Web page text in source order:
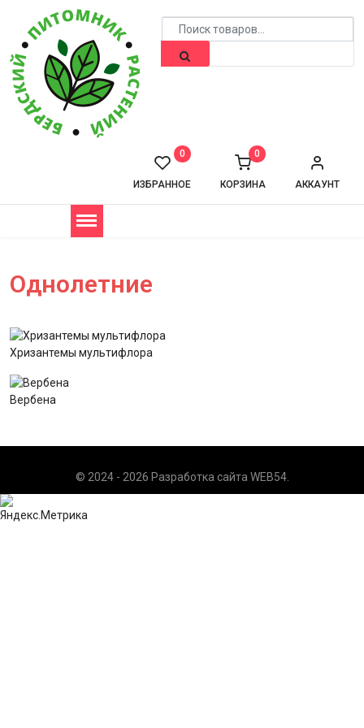
АККАУНТ
КОРЗИНА
0
ИЗБРАННОЕ
0
Однолетние
Хризантемы мультифлора
Вербена
© 2024 - 2026 Разработка сайта WEB54.